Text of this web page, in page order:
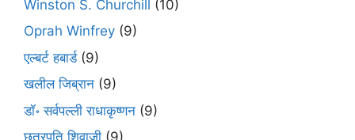
Winston S. Churchill
(10)
Oprah Winfrey (9)
एल्बर्ट हबार्ड(9)
खलील जिब्रान (9)
डॉ॰ सर्वपल्ली राधाकृष्णन (9)